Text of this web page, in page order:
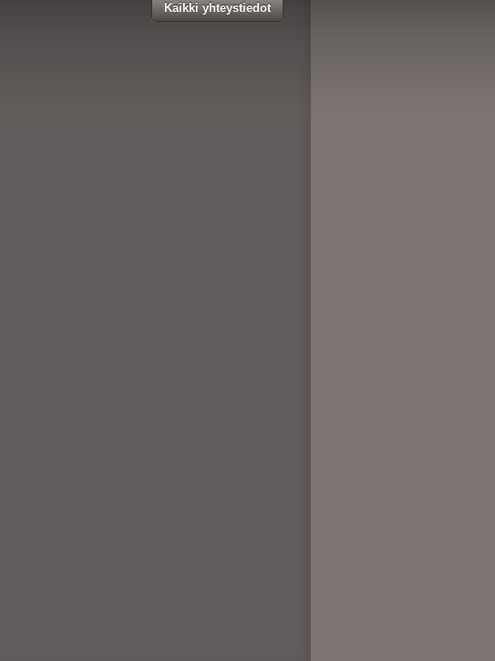
Kaikki yhteystiedot